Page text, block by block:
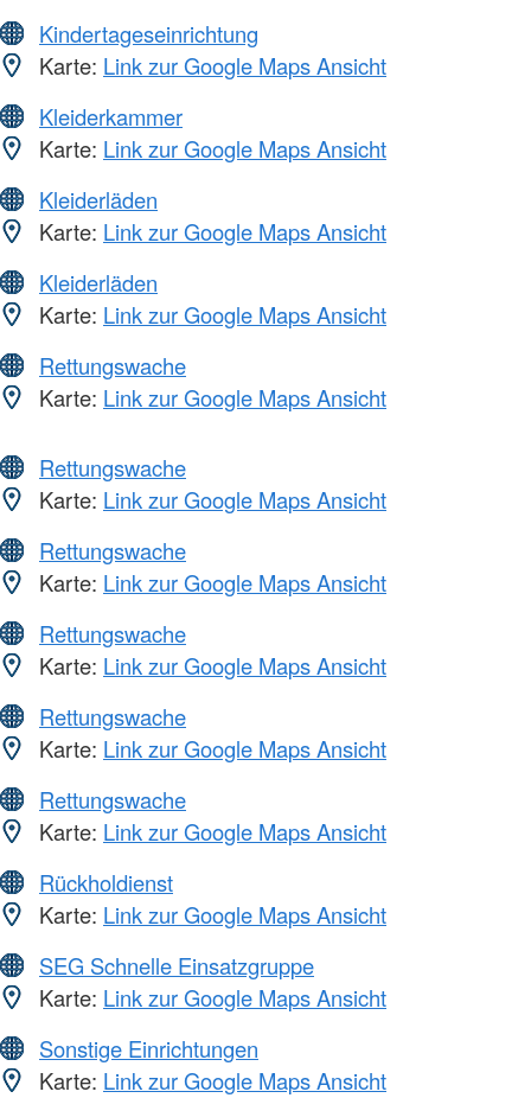
Kindertageseinrichtung
Karte: Link zur Google Maps Ansicht
Kleiderkammer
Karte: Link zur Google Maps Ansicht
Kleiderläden
Karte: Link zur Google Maps Ansicht
Kleiderläden
Karte: Link zur Google Maps Ansicht
Rettungswache
Karte: Link zur Google Maps Ansicht
Rettungswache
Karte: Link zur Google Maps Ansicht
Rettungswache
Karte: Link zur Google Maps Ansicht
Rettungswache
Karte: Link zur Google Maps Ansicht
Rettungswache
Karte: Link zur Google Maps Ansicht
Rettungswache
Karte: Link zur Google Maps Ansicht
Rückholdienst
Karte: Link zur Google Maps Ansicht
SEG Schnelle Einsatzgruppe
Karte: Link zur Google Maps Ansicht
Sonstige Einrichtungen
Karte: Link zur Google Maps Ansicht